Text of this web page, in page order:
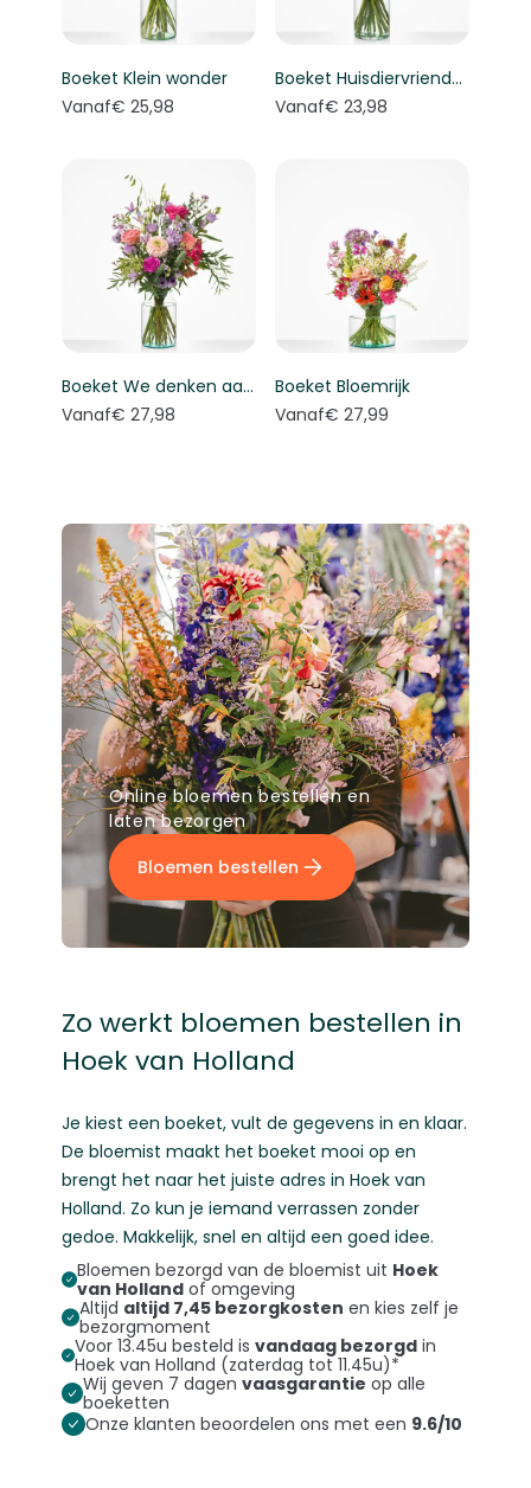
Boeket Klein wonder
Vanaf€ 25,98
Boeket Huisdiervriendelijk boeket
Vanaf€ 23,98
Boeket We denken aan je
Vanaf€ 27,98
Boeket Bloemrijk
Vanaf€ 27,99
Online bloemen bestellen en
laten bezorgen
Bloemen bestellen
Zo werkt bloemen bestellen in
Hoek van Holland
Je kiest een boeket, vult de gegevens in en klaar.
De bloemist maakt het boeket mooi op en
brengt het naar het juiste adres in Hoek van
Holland. Zo kun je iemand verrassen zonder
gedoe. Makkelijk, snel en altijd een goed idee.
Bloemen bezorgd van de bloemist uit Hoek
van Holland of omgeving
Altijd altijd 7,45 bezorgkosten en kies zelf je
bezorgmoment
Voor 13.45u besteld isvandaag bezorgd in
Hoek van Holland (zaterdag tot 11.45u)*
Wij geven 7 dagen vaasgarantie op alle
boeketten
Onze klanten beoordelen ons met een 9.6/10